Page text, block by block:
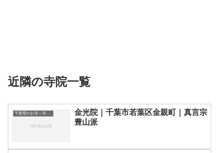
近隣の寺院一覧
千葉県のお寺｜寺院一覧
金光院｜千葉市若葉区金親町｜真言宗
豊山派